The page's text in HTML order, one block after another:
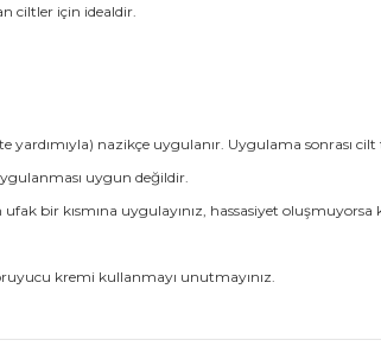
ciltler için idealdir.
yardımıyla) nazikçe uygulanır. Uygulama sonrası
uygun değildir.
bir kısmına uygulayınız, hassasiyet
kremi kullanmayı unutmayınız.